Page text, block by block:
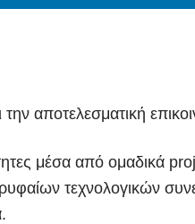
αποτελεσματική
μέσα από ομαδικά
τεχνολογικών